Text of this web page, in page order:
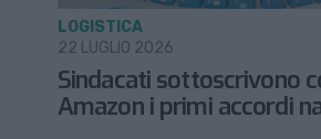
Sindacati sottoscrivono
Amazon i primi accordi
LOGISTICA
22 LUGLIO 2026